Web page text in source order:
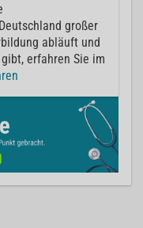
großer
abläuft und
erfahren Sie im